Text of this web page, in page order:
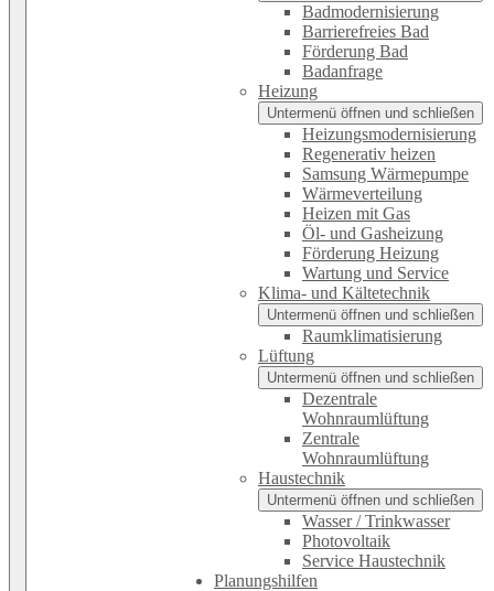
Badmodernisierung
Barrierefreies Bad
Förderung Bad
Badanfrage
Heizung
Untermenü öffnen und schließen
Heizungsmodernisierung
Regenerativ heizen
Samsung Wärmepumpe
Wärmeverteilung
Heizen mit Gas
Öl- und Gasheizung
Förderung Heizung
Wartung und Service
Klima- und Kältetechnik
Untermenü öffnen und schließen
Raumklimatisierung
Lüftung
Untermenü öffnen und schließen
Dezentrale
Wohnraumlüftung
Zentrale
Wohnraumlüftung
Haustechnik
Untermenü öffnen und schließen
Wasser / Trinkwasser
Photovoltaik
Service Haustechnik
Planungshilfen